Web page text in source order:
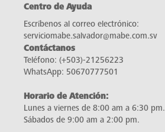
Centro de Ayuda
Escríbenos al correo electrónico:
serviciomabe.salvador@mabe.com.sv
Contáctanos
Teléfono: (+503)-21256223
WhatsApp: 50670777501
Horario de Atención:
Lunes a viernes de 8:00 am a 6:30 pm.
Sábados de 9:00 am a 2:00 pm.